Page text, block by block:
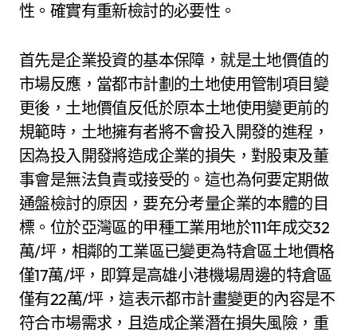
性。確實有重新檢討的必要性。
首先是企業投資的基本保障，就是土地價值的
市場反應，當都市計劃的土地使用管制項目變
更後，土地價值反低於原本土地使用變更前的
規範時，土地擁有者將不會投入開發的進程，
因為投入開發將造成企業的損失，對股東及董
事會是無法負責或接受的。這也為何要定期做
通盤檢討的原因，要充分考量企業的本體的目
標。位於亞灣區的甲種工業用地於111年成交32
萬/坪，相鄰的工業區已變更為特倉區土地價格
僅17萬/坪，即算是高雄小港機場周邊的特倉區
僅有22萬/坪，這表示都市計畫變更的內容是不
符合市場需求，且造成企業潛在損失風險，重